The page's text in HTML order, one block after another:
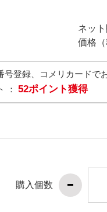
ネッ
価格（
号登録、コメリカードで
： 52ポイント獲得
購入個数